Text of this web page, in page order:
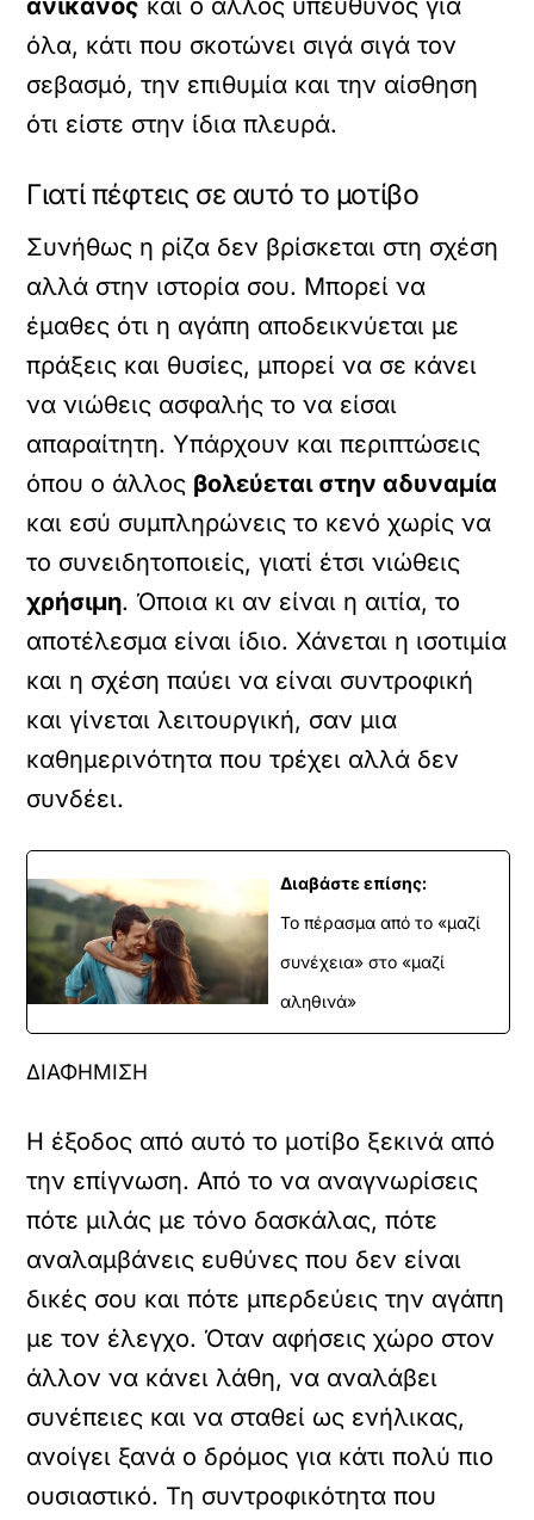
ανίκανος και ο άλλος υπεύθυνος για
όλα, κάτι που σκοτώνει σιγά σιγά τον
σεβασμό, την επιθυμία και την αίσθηση
ότι είστε στην ίδια πλευρά.
Γιατί πέφτεις σε αυτό το μοτίβο
Συνήθως η ρίζα δεν βρίσκεται στη σχέση
αλλά στην ιστορία σου. Μπορεί να
έμαθες ότι η αγάπη αποδεικνύεται με
πράξεις και θυσίες, μπορεί να σε κάνει
να νιώθεις ασφαλής το να είσαι
απαραίτητη. Υπάρχουν και περιπτώσεις
όπου ο άλλος βολεύεται στην αδυναμία
και εσύ συμπληρώνεις το κενό χωρίς να
το συνειδητοποιείς, γιατί έτσι νιώθεις
χρήσιμη. Όποια κι αν είναι η αιτία, το
αποτέλεσμα είναι ίδιο. Χάνεται η ισοτιμία
και η σχέση παύει να είναι συντροφική
και γίνεται λειτουργική, σαν μια
καθημερινότητα που τρέχει αλλά δεν
συνδέει.
Διαβάστε επίσης:
Το πέρασμα από το «μαζί
συνέχεια» στο «μαζί
αληθινά»
ΔΙΑΦΗΜΙΣΗ
Η έξοδος από αυτό το μοτίβο ξεκινά από
την επίγνωση. Από το να αναγνωρίσεις
πότε μιλάς με τόνο δασκάλας, πότε
αναλαμβάνεις ευθύνες που δεν είναι
δικές σου και πότε μπερδεύεις την αγάπη
με τον έλεγχο. Όταν αφήσεις χώρο στον
άλλον να κάνει λάθη, να αναλάβει
συνέπειες και να σταθεί ως ενήλικας,
ανοίγει ξανά ο δρόμος για κάτι πολύ πιο
ουσιαστικό. Τη συντροφικότητα που